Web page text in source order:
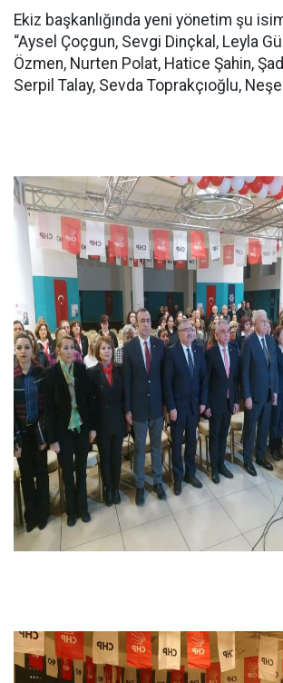
Ekiz başkanlığında yeni yönetim şu
“Aysel Çoçgun, Sevgi Dinçkal, Leyla
Özmen, Nurten Polat, Hatice Şahin,
Serpil Talay, Sevda Toprakçıoğlu, Neşe